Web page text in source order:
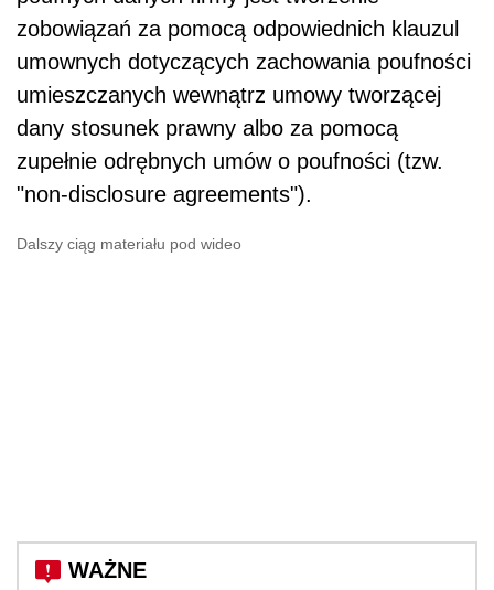
zobowiązań za pomocą odpowiednich klauzul
umownych dotyczących zachowania poufności
umieszczanych wewnątrz umowy tworzącej
dany stosunek prawny albo za pomocą
zupełnie odrębnych umów o poufności (tzw.
"non-disclosure agreements").
Dalszy ciąg materiału pod wideo